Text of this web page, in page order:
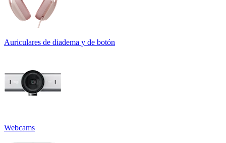
Auriculares de diadema y de botón
Webcams